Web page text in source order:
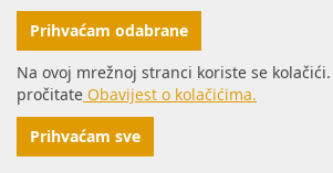
29.11.2019. Neplanirani radovi na
Petrijevci
05.12.2019. Neplanirani radovi na
Prihvaćam odabrane
Na ovoj mrežnoj stranci koriste se
pročitate Obavijest o kolačićima.
Prihvaćam sve